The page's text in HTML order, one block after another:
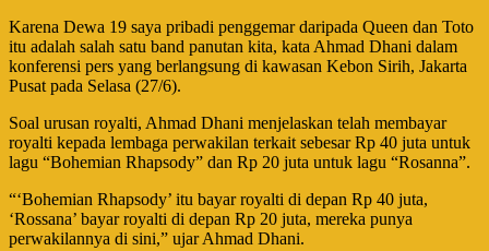
Karena Dewa 19 saya pribadi penggemar daripada Queen dan Toto
itu adalah salah satu band panutan kita, kata Ahmad Dhani dalam
konferensi pers yang berlangsung di kawasan Kebon Sirih, Jakarta
Pusat pada Selasa (27/6).
Soal urusan royalti, Ahmad Dhani menjelaskan telah membayar
royalti kepada lembaga perwakilan terkait sebesar Rp 40 juta untuk
lagu “Bohemian Rhapsody” dan Rp 20 juta untuk lagu “Rosanna”.
“‘Bohemian Rhapsody’ itu bayar royalti di depan Rp 40 juta,
‘Rossana’ bayar royalti di depan Rp 20 juta, mereka punya
perwakilannya di sini,” ujar Ahmad Dhani.